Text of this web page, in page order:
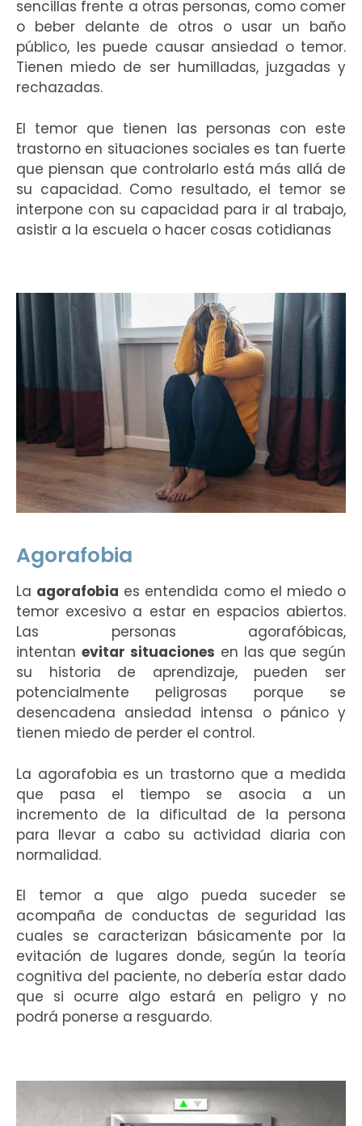
sencillas frente a otras personas, como comer
o beber delante de otros o usar un baño
público, les puede causar ansiedad o temor.
Tienen miedo de ser humilladas, juzgadas y
rechazadas.
El temor que tienen las personas con este
trastorno en situaciones sociales es tan fuerte
que piensan que controlarlo está más allá de
su capacidad. Como resultado, el temor se
interpone con su capacidad para ir al trabajo,
asistir a la escuela o hacer cosas cotidianas
Agorafobia
La agorafobia es entendida como el miedo o
temor excesivo a estar en espacios abiertos.
Las personas agorafóbicas,
intentan evitar situaciones en las que según
su historia de aprendizaje, pueden ser
potencialmente peligrosas porque se
desencadena ansiedad intensa o pánico y
tienen miedo de perder el control.
La agorafobia es un trastorno que a medida
que pasa el tiempo se asocia a un
incremento de la dificultad de la persona
para llevar a cabo su actividad diaria con
normalidad.
El temor a que algo pueda suceder se
acompaña de conductas de seguridad las
cuales se caracterizan básicamente por la
evitación de lugares donde, según la teoría
cognitiva del paciente, no debería estar dado
que si ocurre algo estará en peligro y no
podrá ponerse a resguardo.